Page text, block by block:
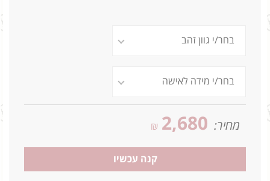
מחיר: 2,680
₪
קנה עכשיו